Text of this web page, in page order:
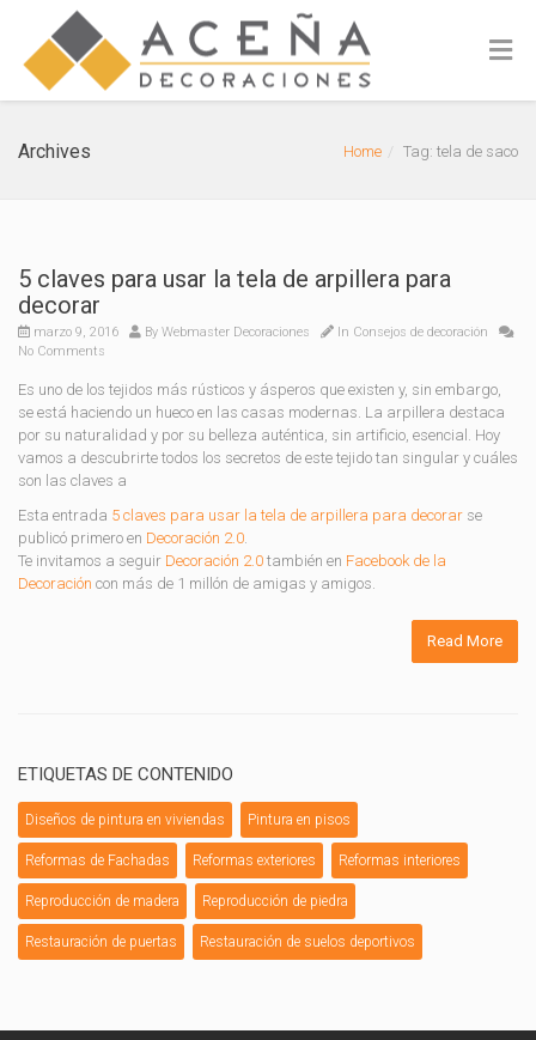
Archives Home Tag: tela de saco
5 claves para usar la tela de arpillera para
decorar
marzo 9, 2016 By Webmaster Decoraciones In Consejos de decoración
No Comments
Es uno de los tejidos más rústicos y ásperos que existen y, sin embargo,
se está haciendo un hueco en las casas modernas. La arpillera destaca
por su naturalidad y por su belleza auténtica, sin artificio, esencial. Hoy
vamos a descubrirte todos los secretos de este tejido tan singular y cuáles
son las claves a
Esta entrada 5 claves para usar la tela de arpillera para decorar se
publicó primero en Decoración 2.0.
Te invitamos a seguir Decoración 2.0 también en Facebook de la
Decoración con más de 1 millón de amigas y amigos.
Read More
ETIQUETAS DE CONTENIDO
Diseños de pintura en viviendas Pintura en pisos
Reformas de Fachadas Reformas exteriores Reformas interiores
Reproducción de madera Reproducción de piedra
Restauración de puertas Restauración de suelos deportivos